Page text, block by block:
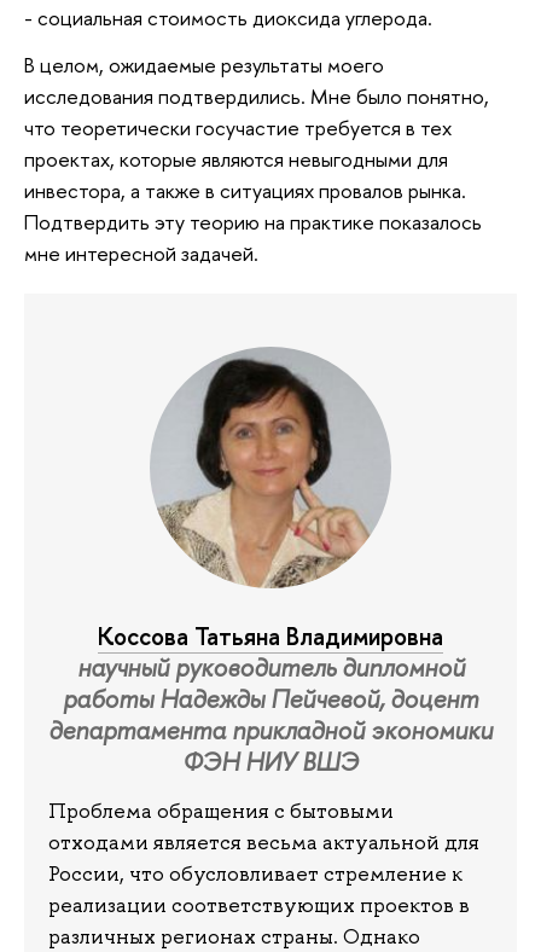
- социальная стоимость диоксида углерода.
В целом, ожидаемые результаты моего
исследования подтвердились. Мне было понятно,
что теоретически госучастие требуется в тех
проектах, которые являются невыгодными для
инвестора, а также в ситуациях провалов рынка.
Подтвердить эту теорию на практике показалось
мне интересной задачей.
Коссова Татьяна Владимировна
научный руководитель дипломной
работы Надежды Пейчевой, доцент
департамента прикладной экономики
ФЭН НИУ ВШЭ
Проблема обращения с бытовыми
отходами является весьма актуальной для
России, что обусловливает стремление к
реализации соответствующих проектов в
различных регионах страны. Однако